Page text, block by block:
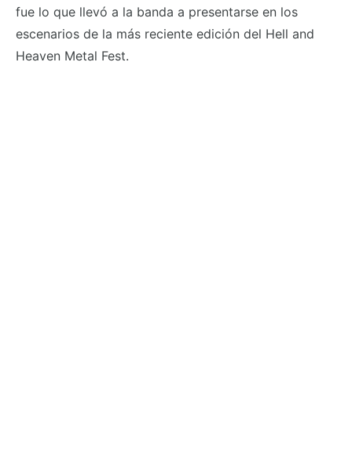
fue lo que llevó a la banda a presentarse en los
escenarios de la más reciente edición del Hell and
Heaven Metal Fest.